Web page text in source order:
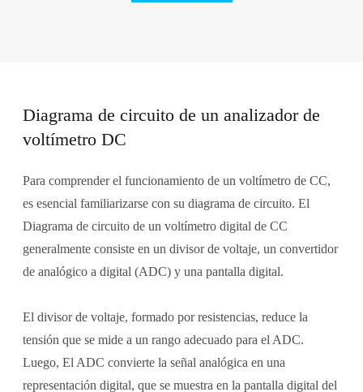
Diagrama de circuito de un analizador de
voltímetro DC
Para comprender el funcionamiento de un voltímetro de CC,
es esencial familiarizarse con su diagrama de circuito. El
Diagrama de circuito de un voltímetro digital de CC
generalmente consiste en un divisor de voltaje, un convertidor
de analógico a digital (ADC) y una pantalla digital.
El divisor de voltaje, formado por resistencias, reduce la
tensión que se mide a un rango adecuado para el ADC.
Luego, El ADC convierte la señal analógica en una
representación digital, que se muestra en la pantalla digital del